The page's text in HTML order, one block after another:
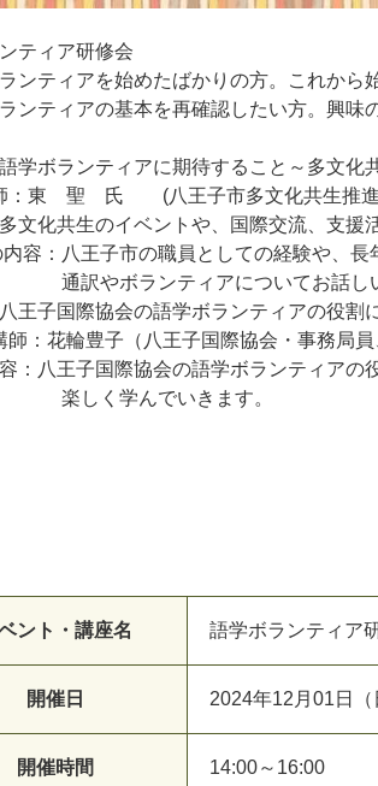
ティア研修会
ンティアを始めたばかりの方。これから
ンティアの基本を再確認したい方。興味
学ボランティアに期待すること～多文化
聖 氏 (八王子市多文化共生推進
生のイベントや、国際交流、支援活
容：八王子市の職員としての経験や、長
ボランティアについてお話しいた
王子国際協会の語学ボランティアの役割
輪豊子（八王子国際協会・事務局員、
：八王子国際協会の語学ボランティアの
学んでいきます。
ント・講座名 語学ボランティア
開催日 2024年12月01日（
開催時間 14:00～16:00